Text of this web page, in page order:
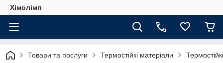
Хімолімп
Товари та послуги Термостійкі матеріали